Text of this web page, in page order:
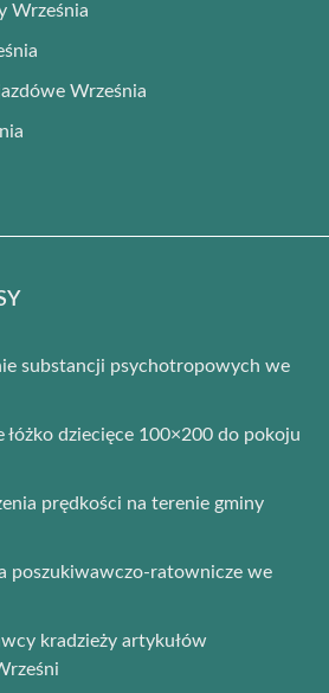
Września
Września
substancji psychotropowych we
łóżko dziecięce 100×200 do pokoju
prędkości na terenie gminy
poszukiwawczo-ratownicze we
kradzieży artykułów